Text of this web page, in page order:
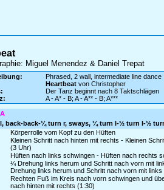
Miguel Menendez & Daniel Trepat
Phrased, 2 wall, intermediate line dance
Heartbeatvon Christopher
Der Tanz beginnt nach 8 Taktschlägen
A - A* - B; A - A** - B; A***
back-back-¼ turn r, sways, ¼ turn l-½ turn l-½
Körperrolle vom Kopf zu den Hüften
Kleinen Schritt nach hinten mit rechts - Kleinen
(3 Uhr)
Hüften nach links schwingen - Hüften nach rechts
¼ Drehung links herum und Schritt nach vorn mit
Drehung links herum und Schritt nach vorn mit links
Rechten Fuß im Kreis nach vorn schwingen und
nach hinten mit rechts (1:30)